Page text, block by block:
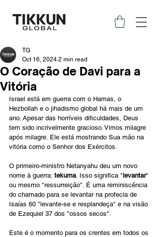
O Coração de Davi para a
Vitória
TG
Oct 16, 2024 2 min read
Israel está em guerra com o Hamas, o
Hezbollah e o jihadismo global há mais de um
ano. Apesar das horríveis dificuldades, Deus
tem sido incrivelmente gracioso. Vimos milagre
após milagre. Ele está mostrando Sua mão na
vitória como o Senhor dos Exércitos.
O primeiro-ministro Netanyahu deu um novo
nome à guerra: tekuma. Isso significa "levantar"
ou mesmo "ressurreição". É uma reminiscência
do chamado para se levantar na profecia de
Isaías 60 "levante-se e resplandeça" e na visão
de Ezequiel 37 dos "ossos secos".
Este é o momento para os crentes em todos os